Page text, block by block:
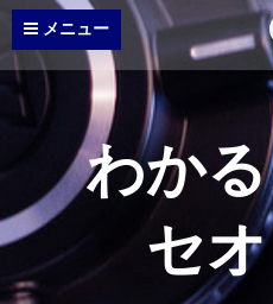
コ
テ
ン
ッ
プ
メニュー
わか
セ